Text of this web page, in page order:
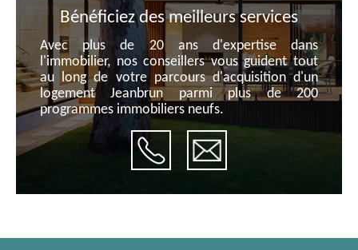
Bénéficiez des meilleurs services
Avec plus de 20 ans d'expertise dans
l'immobilier, nos conseillers vous guident tout
au long de votre parcours d'acquisition d'un
logement Jeanbrun parmi plus de 200
programmes immobiliers neufs.